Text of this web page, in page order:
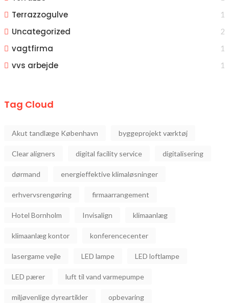
Terrazzogulve 1
Uncategorized 2
vagtfirma 1
vvs arbejde 1
Tag Cloud
Akut tandlæge København byggeprojekt værktøj
Clear aligners digital facility service digitalisering
dørmand energieffektive klimaløsninger
erhvervsrengøring firmaarrangement
Hotel Bornholm Invisalign klimaanlæg
klimaanlæg kontor konferencecenter
lasergame vejle LED lampe LED loftlampe
LED pærer luft til vand varmepumpe
miljøvenlige dyreartikler opbevaring